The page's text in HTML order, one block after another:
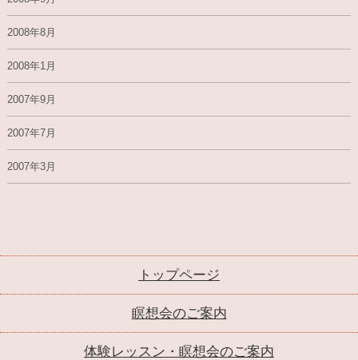
2008年8月
2008年1月
2007年9月
2007年7月
2007年3月
トップページ
瞑想会のご案内
体験レッスン・瞑想会のご案内